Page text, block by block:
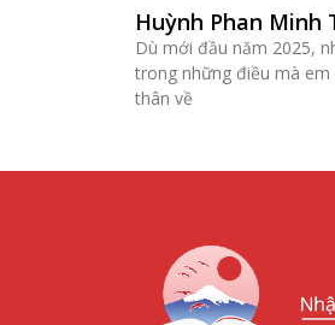
Huỳnh Phan Minh
Dù mới đầu năm 2025,
trong những điều mà em
thân về